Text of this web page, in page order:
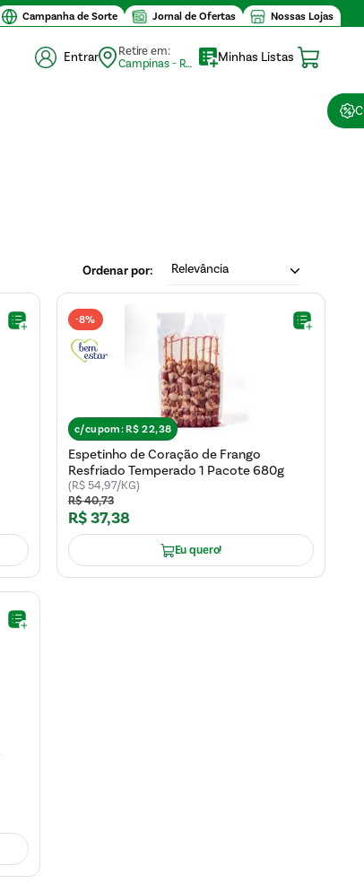
Campanha de Sorte Jornal de Ofertas Nossas Lojas
Entrar
Retire em:
Campinas - Retirada (10)
Minhas Listas
Relevância
-8%
c/cupom:R$ 22,38
Espetinho de Coração de Frango
Resfriado Temperado 1 Pacote 680g
(R$ 54,97/KG)
R$40,73
R$37,38
Eu quero!